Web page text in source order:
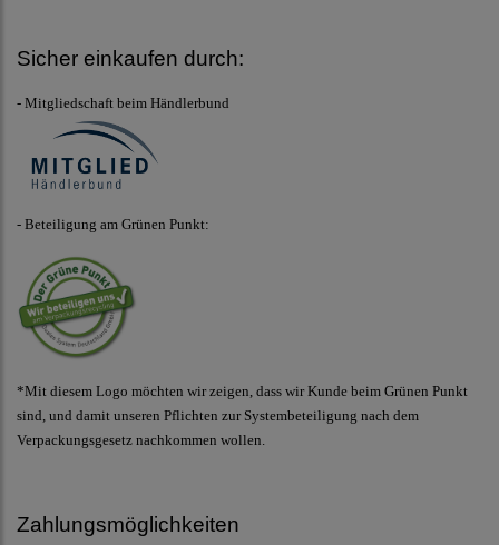
Sicher einkaufen durch:
- Mitgliedschaft beim Händlerbund
- Beteiligung am Grünen Punkt:
*Mit diesem Logo möchten wir zeigen, dass wir Kunde beim Grünen Punkt
sind, und damit unseren Pflichten zur Systembeteiligung nach dem
Verpackungsgesetz nachkommen wollen.
Zahlungsmöglichkeiten